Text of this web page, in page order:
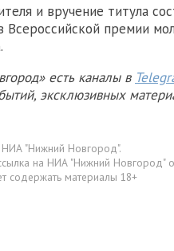
и вручение титула
Всероссийской премии
есть каналы в
эксклюзивных
"Нижний Новгород".
на НИА "Нижний Новгород"
содержать материалы 18+